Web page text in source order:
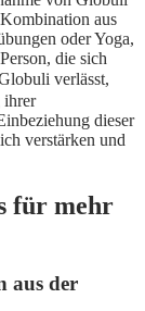
aus
oder Yoga,
die sich
verlässt,
ihrer
dieser
verstärken und
für mehr
aus der